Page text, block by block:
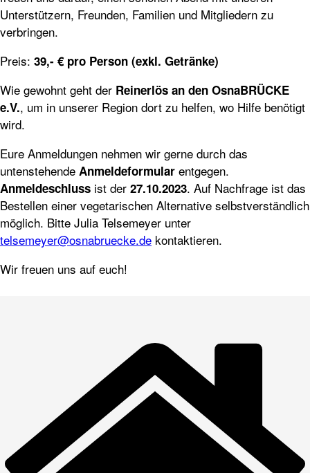
Unterstützern, Freunden, Familien und Mitgliedern zu
verbringen.
Preis: 39,- € pro Person (exkl. Getränke)
Wie gewohnt geht der Reinerlös an den OsnaBRÜCKE
e.V., um in unserer Region dort zu helfen, wo Hilfe benötigt
wird.
Eure Anmeldungen nehmen wir gerne durch das
untenstehende Anmeldeformular entgegen.
Anmeldeschluss ist der 27.10.2023. Auf Nachfrage ist das
Bestellen einer vegetarischen Alternative selbstverständlich
möglich. Bitte Julia Telsemeyer unter
telsemeyer@osnabruecke.de kontaktieren.
Wir freuen uns auf euch!